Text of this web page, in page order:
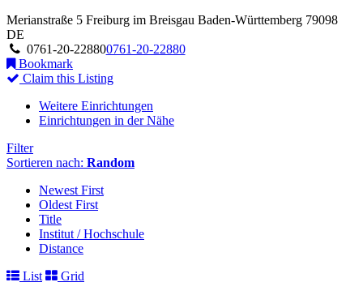
Merianstraße 5 Freiburg im Breisgau Baden-Württemberg 79098
DE
0761-20-228800761-20-22880
Bookmark
Claim this Listing
Weitere Einrichtungen
Einrichtungen in der Nähe
Filter
Sortieren nach: Random
Newest First
Oldest First
Title
Institut / Hochschule
Distance
List
Grid